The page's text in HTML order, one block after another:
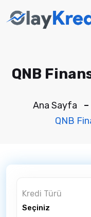
QNB
Ana Sayfa
QNB
Kredi Türü
Seçiniz